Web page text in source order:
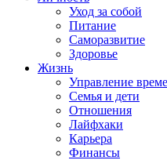
Уход за собой
Питание
Саморазвитие
Здоровье
Жизнь
Управление
Семья и дети
Отношения
Лайфхаки
Карьера
Финансы